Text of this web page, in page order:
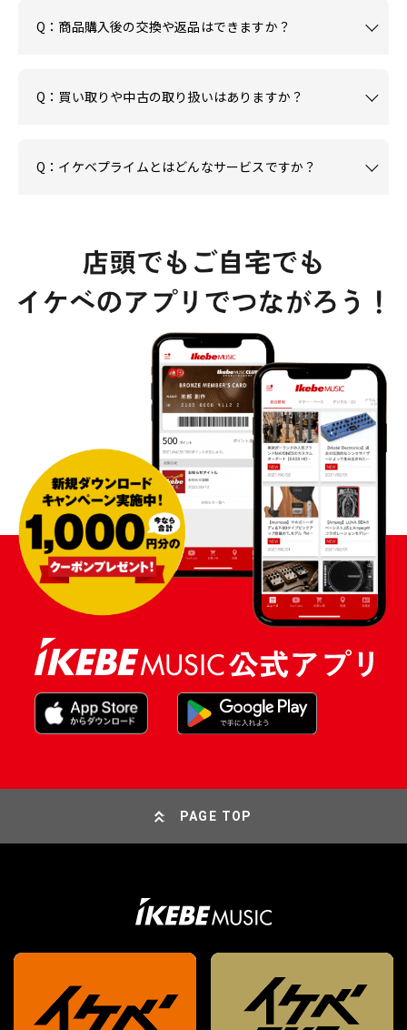
Q：商品購入後の交換や返品はできますか？
Q：買い取りや中古の取り扱いはありますか？
Q：イケベプライムとはどんなサービスですか？
PAGE TOP